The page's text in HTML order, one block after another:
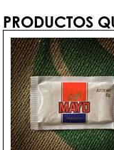
PRODUCTOS